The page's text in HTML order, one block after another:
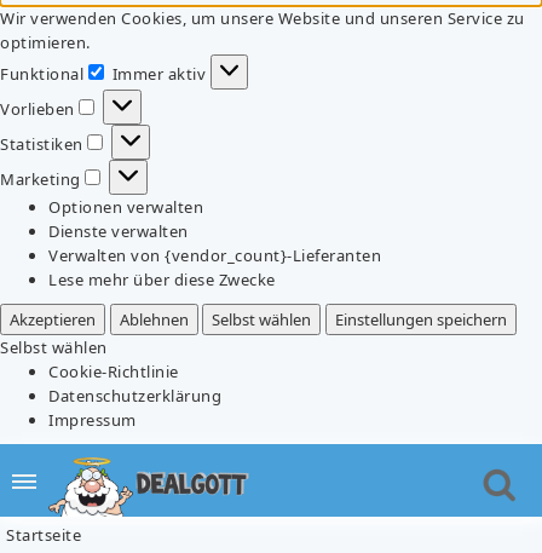
Wir verwenden Cookies, um unsere Website und unseren Service zu
optimieren.
Funktional
Funktional
Immer aktiv
Vorlieben
Vorlieben
Statistiken
Statistiken
Marketing
Marketing
Optionen verwalten
Dienste verwalten
Verwalten von {vendor_count}-Lieferanten
Lese mehr über diese Zwecke
Akzeptieren
Ablehnen Selbst wählen
Einstellungen speichern
Selbst wählen
Cookie-Richtlinie
Datenschutzerklärung
Impressum
Startseite